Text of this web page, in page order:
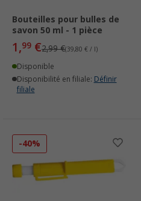
Bouteilles pour bulles de
savon 50 ml - 1 pièce
1,99 €2,99 €(39,80 € / l)
Disponible
Disponibilité en filiale: Définir
filiale
-40%